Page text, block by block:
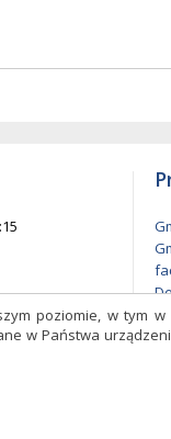
poziomie, w tym
w Państwa